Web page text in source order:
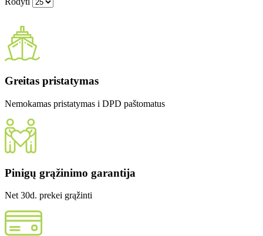
Greitas pristatymas
Nemokamas pristatymas i DPD paštomatus
Pinigų grąžinimo garantija
Net 30d. prekei grąžinti